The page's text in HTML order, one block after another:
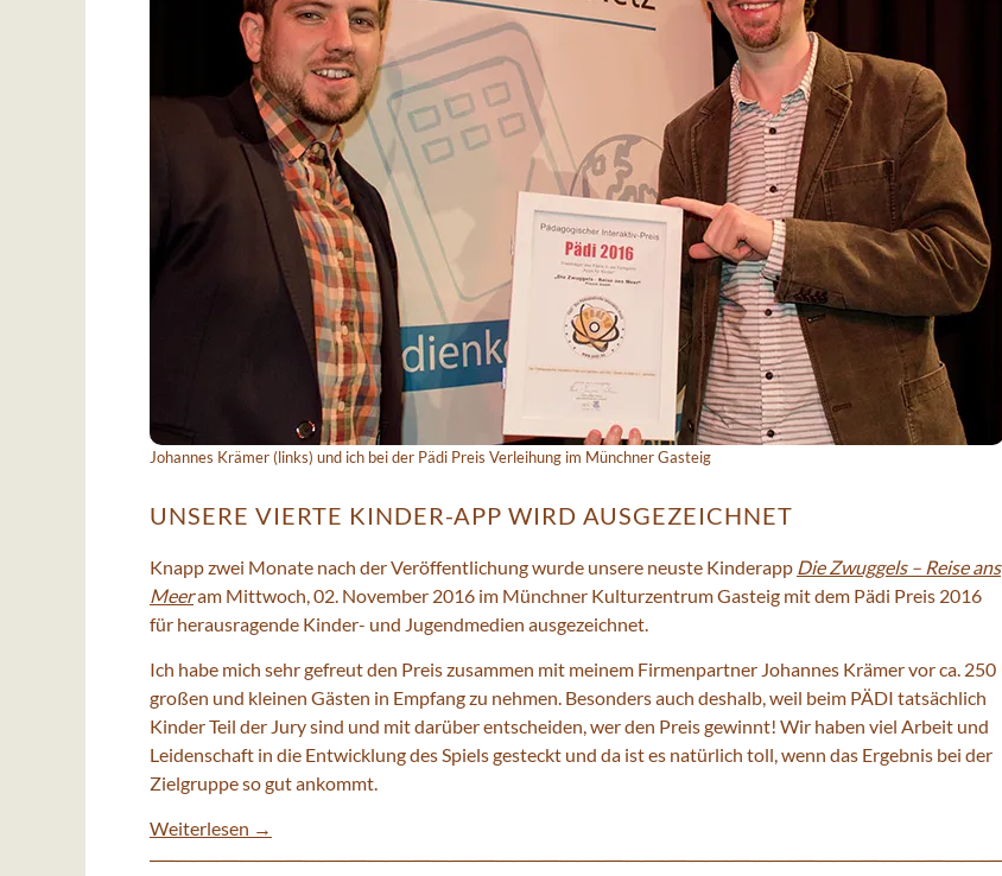
Johannes Krämer (links) und ich bei der Pädi Preis Verleihung im Münchner Gasteig
UNSERE VIERTE KINDER-APP WIRD AUSGEZEICHNET
Knapp zwei Monate nach der Veröffentlichung wurde unsere neuste Kinderapp Die Zwuggels – Reise ans
Meeram Mittwoch, 02. November 2016 im Münchner Kulturzentrum Gasteig mit dem Pädi Preis 2016
für herausragende Kinder- und Jugendmedien ausgezeichnet.
Ich habe mich sehr gefreut den Preis zusammen mit meinem Firmenpartner Johannes Krämer vor ca. 250
großen und kleinen Gästen in Empfang zu nehmen. Besonders auch deshalb, weil beim PÄDI tatsächlich
Kinder Teil der Jury sind und mit darüber entscheiden, wer den Preis gewinnt! Wir haben viel Arbeit und
Leidenschaft in die Entwicklung des Spiels gesteckt und da ist es natürlich toll, wenn das Ergebnis bei der
Zielgruppe so gut ankommt.
Weiterlesen →